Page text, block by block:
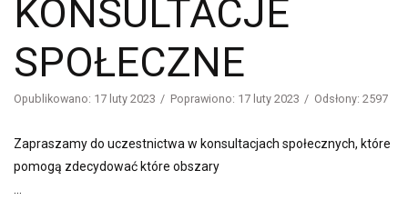
KONSULTACJE
SPOŁECZNE
Opublikowano: 17 luty 2023 Poprawiono: 17 luty 2023 Odsłony: 2597
Zapraszamy do uczestnictwa w konsultacjach społecznych, które
pomogą zdecydować które obszary